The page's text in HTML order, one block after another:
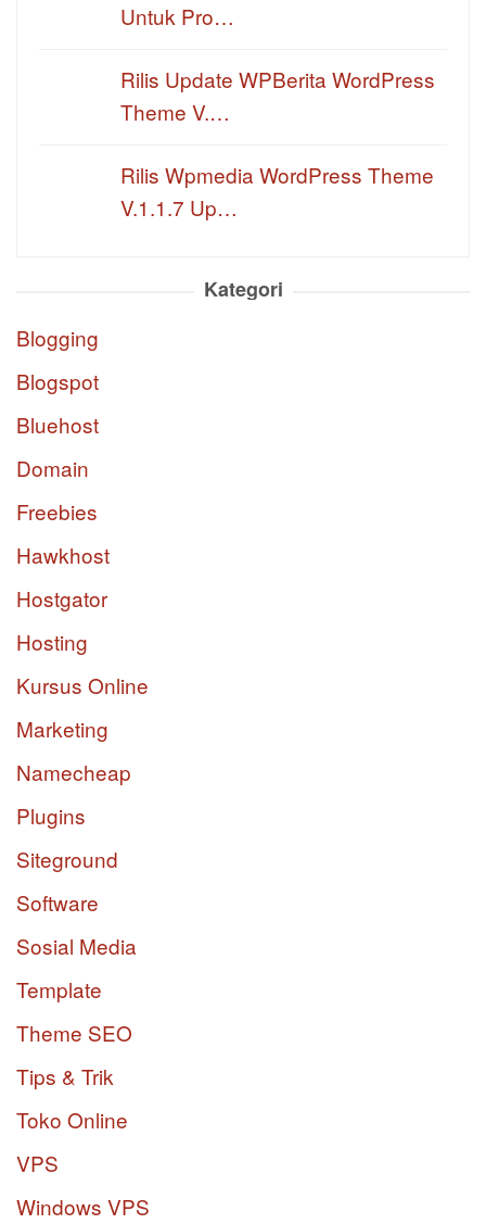
Untuk Pro…
Rilis Update WPBerita WordPress
Theme V.…
Rilis Wpmedia WordPress Theme
V.1.1.7 Up…
Kategori
Blogging
Blogspot
Bluehost
Domain
Freebies
Hawkhost
Hostgator
Hosting
Kursus Online
Marketing
Namecheap
Plugins
Siteground
Software
Sosial Media
Template
Theme SEO
Tips & Trik
Toko Online
VPS
Windows VPS